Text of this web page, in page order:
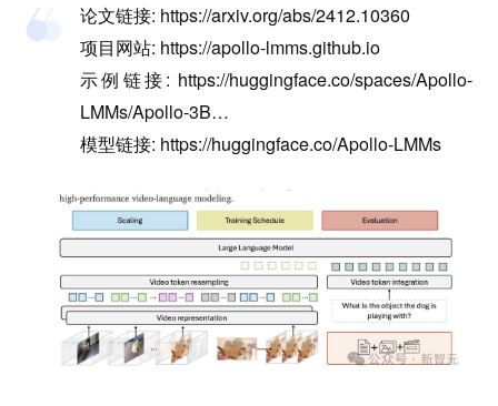
论文链接: https://arxiv.org/abs/2412.10360
项目网站: https://apollo-lmms.github.io
示例链接: https://huggingface.co/spaces/Apollo-
LMMs/Apollo-3B…
模型链接: https://huggingface.co/Apollo-LMMs